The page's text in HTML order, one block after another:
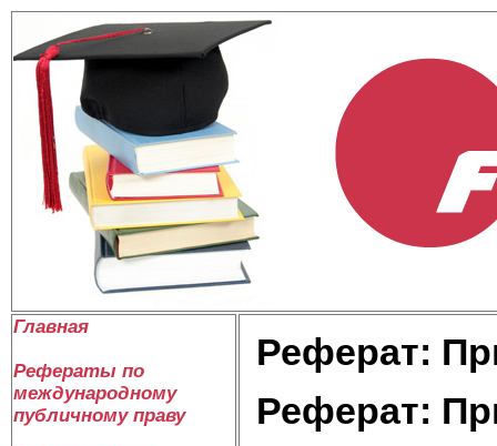
Главная
Рефераты по
международному
публичному праву
Реферат:
Реферат: